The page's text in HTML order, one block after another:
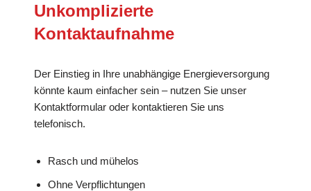
Unkomplizierte
Kontaktaufnahme
Der Einstieg in Ihre unabhängige Energieversorgung
könnte kaum einfacher sein – nutzen Sie unser
Kontaktformular oder kontaktieren Sie uns
telefonisch.
Rasch und mühelos
Ohne Verpflichtungen